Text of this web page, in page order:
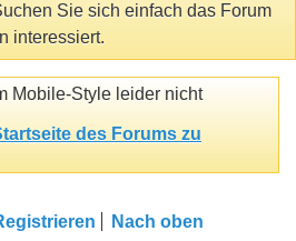
Sie sich einfach das Forum
interessiert.
Mobile-Style leider nicht
des Forums zu
Nach oben